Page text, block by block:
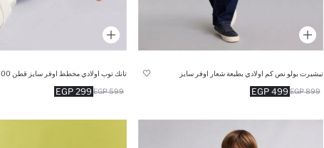
تيشيرت بولو نص كم اولادي بطبعة شعار اوفر سايز
499 EGP 899 EGP
تانك توب اولادي مخطط اوفر سايز قطن 100%
299 EGP 599 EGP